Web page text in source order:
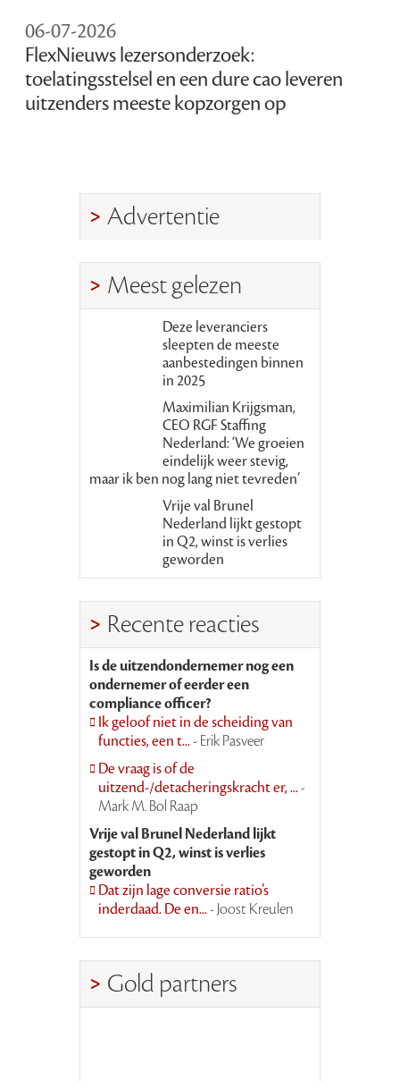
06-07-2026
FlexNieuws lezersonderzoek:
toelatingsstelsel en een dure cao leveren
uitzenders meeste kopzorgen op
Advertentie
Meest gelezen
Deze leveranciers
sleepten de meeste
aanbestedingen binnen
in 2025
Maximilian Krijgsman,
CEO RGF Staffing
Nederland: ‘We groeien
eindelijk weer stevig,
maar ik ben nog lang niet tevreden’
Vrije val Brunel
Nederland lijkt gestopt
in Q2, winst is verlies
geworden
Recente reacties
Is de uitzendondernemer nog een
ondernemer of eerder een
compliance officer?
Ik geloof niet in de scheiding van
functies, een t...- Erik Pasveer
De vraag is of de
uitzend-/detacheringskracht er, ...-
Mark M. Bol Raap
Vrije val Brunel Nederland lijkt
gestopt in Q2, winst is verlies
geworden
Dat zijn lage conversie ratio’s
inderdaad. De en...- Joost Kreulen
Gold partners